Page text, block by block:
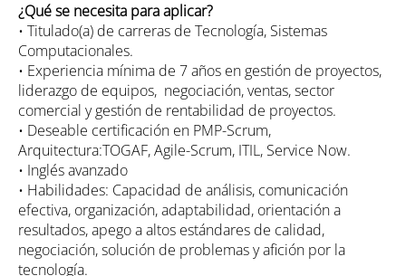
¿Qué se necesita para aplicar?
• Titulado(a) de carreras de Tecnología, Sistemas
Computacionales.
• Experiencia mínima de 7 años en gestión de proyectos,
liderazgo de equipos, negociación, ventas, sector
comercial y gestión de rentabilidad de proyectos.
• Deseable certificación en PMP-Scrum,
Arquitectura:TOGAF, Agile-Scrum, ITIL, Service Now.
• Inglés avanzado
• Habilidades: Capacidad de análisis, comunicación
efectiva, organización, adaptabilidad, orientación a
resultados, apego a altos estándares de calidad,
negociación, solución de problemas y afición por la
tecnología.